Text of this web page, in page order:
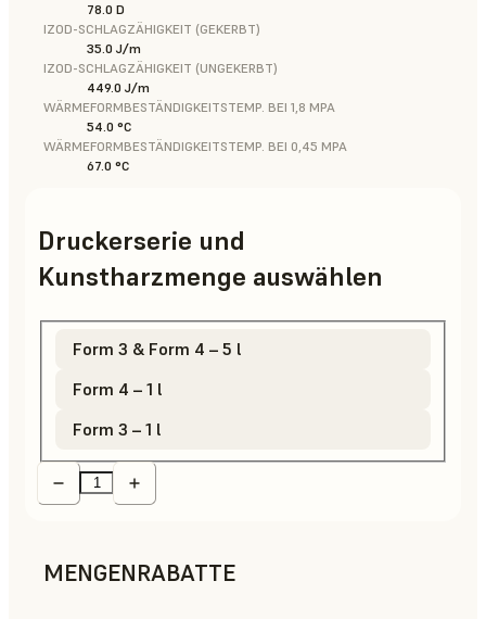
78.0 D
IZOD-SCHLAGZÄHIGKEIT (GEKERBT)
35.0 J/m
IZOD-SCHLAGZÄHIGKEIT (UNGEKERBT)
449.0 J/m
WÄRMEFORMBESTÄNDIGKEITSTEMP. BEI 1,8 MPA
54.0 °C
WÄRMEFORMBESTÄNDIGKEITSTEMP. BEI 0,45 MPA
67.0 °C
Druckerserie und
Kunstharzmenge auswählen
Form 3 & Form 4 – 5 l
Form 4 – 1 l
Form 3 – 1 l
MENGENRABATTE